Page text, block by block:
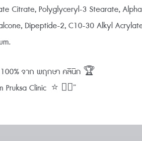
Citrate, Polyglyceryl-3 Stearate,
Dipeptide-2, C10-30 Alkyl
จาก พฤกษา คลินิก 🏆
Pruksa Clinic ⭐️ 👨‍⚕️”